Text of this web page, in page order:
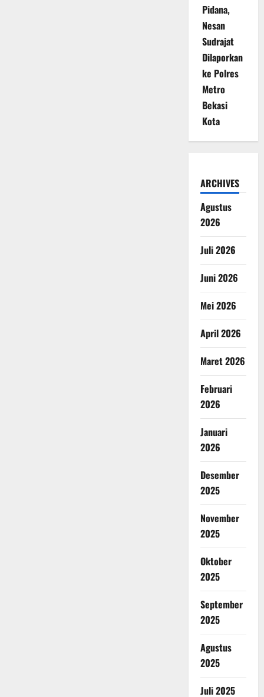
Pidana,
Nesan
Sudrajat
Dilaporkan
ke Polres
Metro
Bekasi
Kota
ARCHIVES
Agustus
2026
Juli 2026
Juni 2026
Mei 2026
April 2026
Maret 2026
Februari
2026
Januari
2026
Desember
2025
November
2025
Oktober
2025
September
2025
Agustus
2025
Juli 2025